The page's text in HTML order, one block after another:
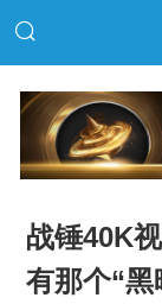
战锤40K
有那个“